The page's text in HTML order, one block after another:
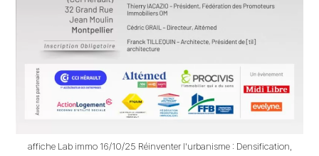
affiche Lab immo 16/10/25 Réinventer l'urbanisme : Densification,